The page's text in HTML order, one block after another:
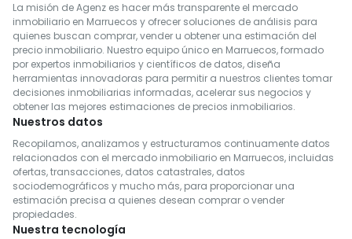
La misión de Agenz es hacer más transparente el mercado
inmobiliario en Marruecos y ofrecer soluciones de análisis para
quienes buscan comprar, vender u obtener una estimación del
precio inmobiliario. Nuestro equipo único en Marruecos, formado
por expertos inmobiliarios y científicos de datos, diseña
herramientas innovadoras para permitir a nuestros clientes tomar
decisiones inmobiliarias informadas, acelerar sus negocios y
obtener las mejores estimaciones de precios inmobiliarios.
Nuestros datos
Recopilamos, analizamos y estructuramos continuamente datos
relacionados con el mercado inmobiliario en Marruecos, incluidas
ofertas, transacciones, datos catastrales, datos
sociodemográficos y mucho más, para proporcionar una
estimación precisa a quienes desean comprar o vender
propiedades.
Nuestra tecnología